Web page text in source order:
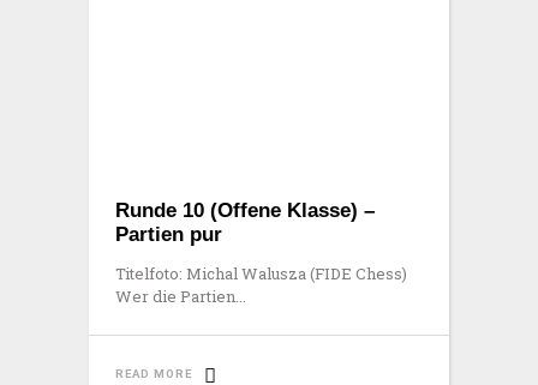
Runde 10 (Offene Klasse) –
Partien pur
Titelfoto: Michal Walusza (FIDE Chess)
Wer die Partien
READ MORE